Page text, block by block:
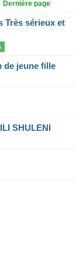
Dernière page
Très sérieux et
de jeune fille
SHULENI